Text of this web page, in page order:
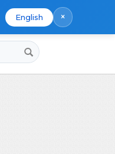
English ×